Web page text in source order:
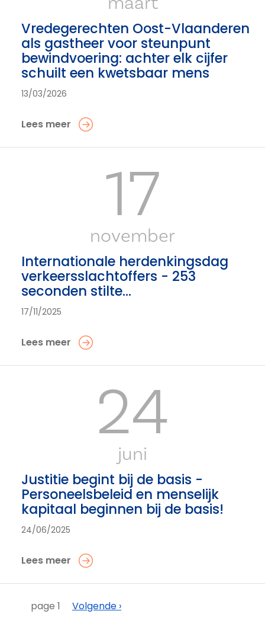
Vredegerechten Oost-Vlaanderen
als gastheer voor steunpunt
bewindvoering: achter elk cijfer
schuilt een kwetsbaar mens
13/03/2026
Lees meer
17
november
Internationale herdenkingsdag
verkeersslachtoffers - 253
seconden stilte...
17/11/2025
Lees meer
24
juni
Justitie begint bij de basis -
Personeelsbeleid en menselijk
kapitaal beginnen bij de basis!
24/06/2025
Lees meer
Paginering
page 1 Volgende
Volgende ›